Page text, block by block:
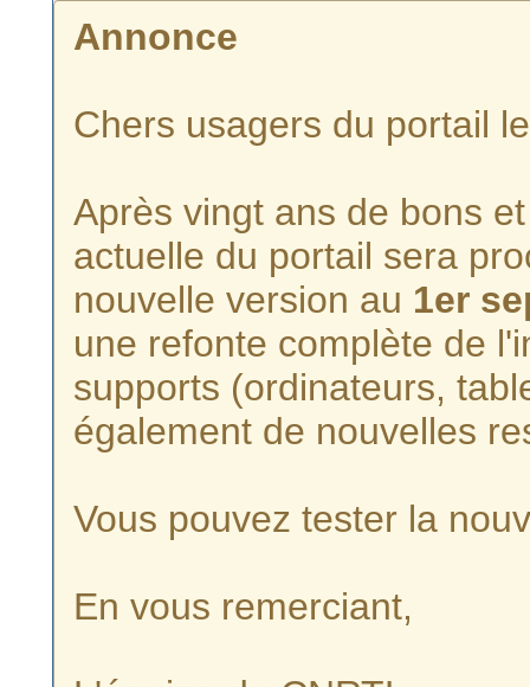
Annonce
Chers usagers du portail
Après vingt ans de bons
actuelle du portail sera
nouvelle version au 1er
une refonte complète de
supports (ordinateurs,
également de nouvelles
Vous pouvez tester la
En vous remerciant,